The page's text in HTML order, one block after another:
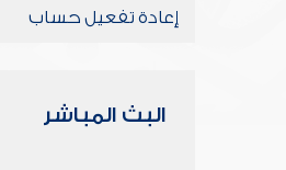
إعادة تفعيل حساب
البث المباشر